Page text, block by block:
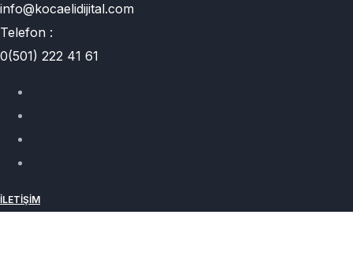
info@kocaelidijital.com
Telefon :
0(501) 222 41 61
İLETIŞIM